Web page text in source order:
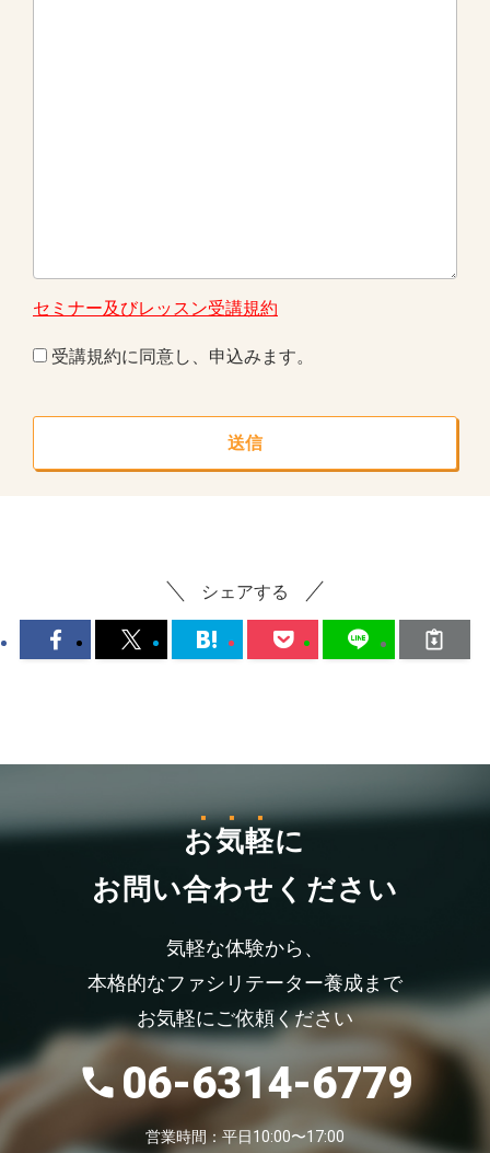
セミナー及びレッスン受講規約
受講規約に同意し、申込みます。
シェアする
お気軽に
お問い合わせください
気軽な体験から、
本格的なファシリテーター養成まで
お気軽にご依頼ください
06-6314-6779
営業時間：平日10:00〜17:00